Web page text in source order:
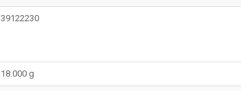
39122230
18.000 g